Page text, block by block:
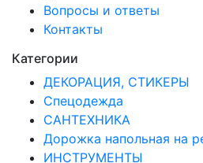
Вопросы и ответы
Контакты
Категории
ДЕКОРАЦИЯ, СТИКЕРЫ
Спецодежда
САНТЕХНИКА
Дорожка напольная на
ИНСТРУМЕНТЫ